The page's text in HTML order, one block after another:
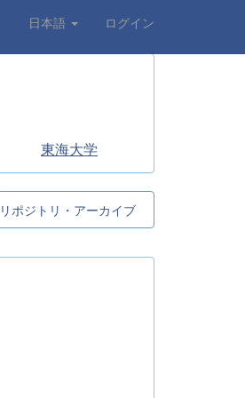
日本語 ログイン
東海大学
リポジトリ・アーカイブ